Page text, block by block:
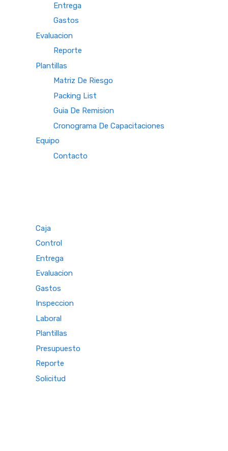
Entrega
Gastos
Evaluacion
Reporte
Plantillas
Matriz De Riesgo
Packing List
Guia De Remision
Cronograma De Capacitaciones
Equipo
Contacto
Caja
Control
Entrega
Evaluacion
Gastos
Inspeccion
Laboral
Plantillas
Presupuesto
Reporte
Solicitud